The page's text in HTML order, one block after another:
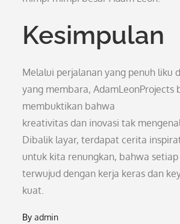
Kesimpulan
Melalui perjalanan yang penuh liku
yang membara, AdamLeonProjects
membuktikan bahwa
kreativitas dan inovasi tak
Dibalik layar, terdapat cerita
untuk kita renungkan, bahwa
terwujud dengan kerja keras dan
kuat.
Byadmin